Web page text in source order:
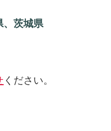
、茨城県
ください。